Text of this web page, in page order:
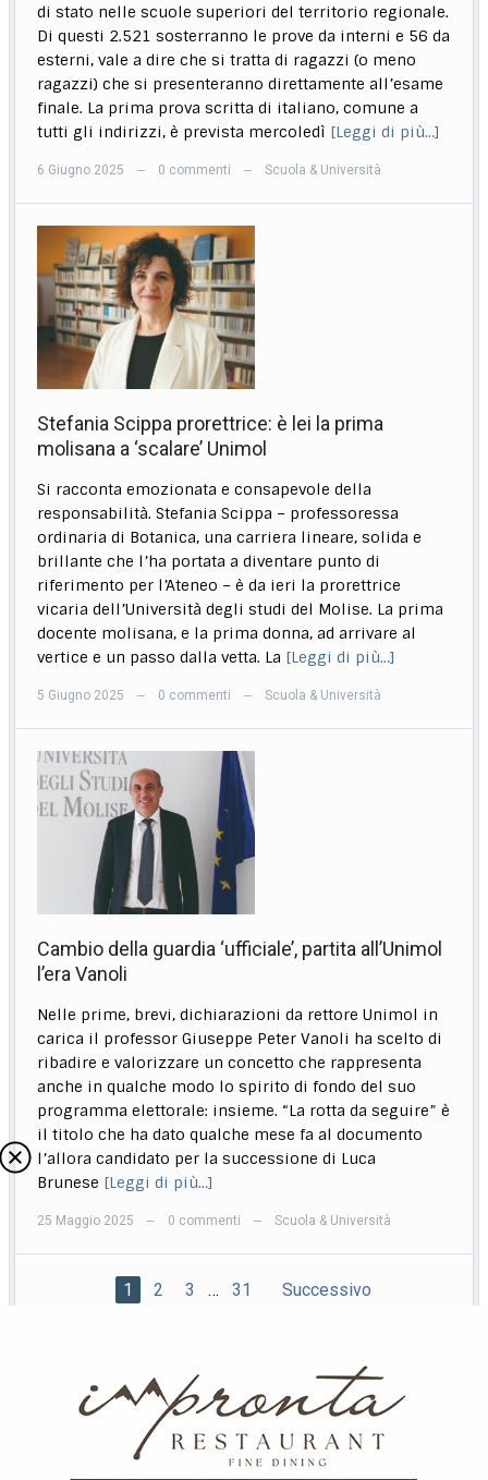
di stato nelle scuole superiori del territorio regionale.
Di questi 2.521 sosterranno le prove da interni e 56 da
esterni, vale a dire che si tratta di ragazzi (o meno
ragazzi) che si presenteranno direttamente all’esame
finale. La prima prova scritta di italiano, comune a
tutti gli indirizzi, è prevista mercoledì [Leggi di più…]
6 Giugno 2025 — 0 commenti — Scuola & Università
Stefania Scippa prorettrice: è lei la prima
molisana a ‘scalare’ Unimol
Si racconta emozionata e consapevole della
responsabilità. Stefania Scippa – professoressa
ordinaria di Botanica, una carriera lineare, solida e
brillante che l’ha portata a diventare punto di
riferimento per l’Ateneo – è da ieri la prorettrice
vicaria dell’Università degli studi del Molise. La prima
docente molisana, e la prima donna, ad arrivare al
vertice e un passo dalla vetta. La [Leggi di più…]
5 Giugno 2025 — 0 commenti — Scuola & Università
Cambio della guardia ‘ufficiale’, partita all’Unimol
l’era Vanoli
Nelle prime, brevi, dichiarazioni da rettore Unimol in
carica il professor Giuseppe Peter Vanoli ha scelto di
ribadire e valorizzare un concetto che rappresenta
anche in qualche modo lo spirito di fondo del suo
programma elettorale: insieme. “La rotta da seguire” è
il titolo che ha dato qualche mese fa al documento
l’allora candidato per la successione di Luca
Brunese [Leggi di più…]
25 Maggio 2025 — 0 commenti — Scuola & Università
1 2 3 … 31 Successivo